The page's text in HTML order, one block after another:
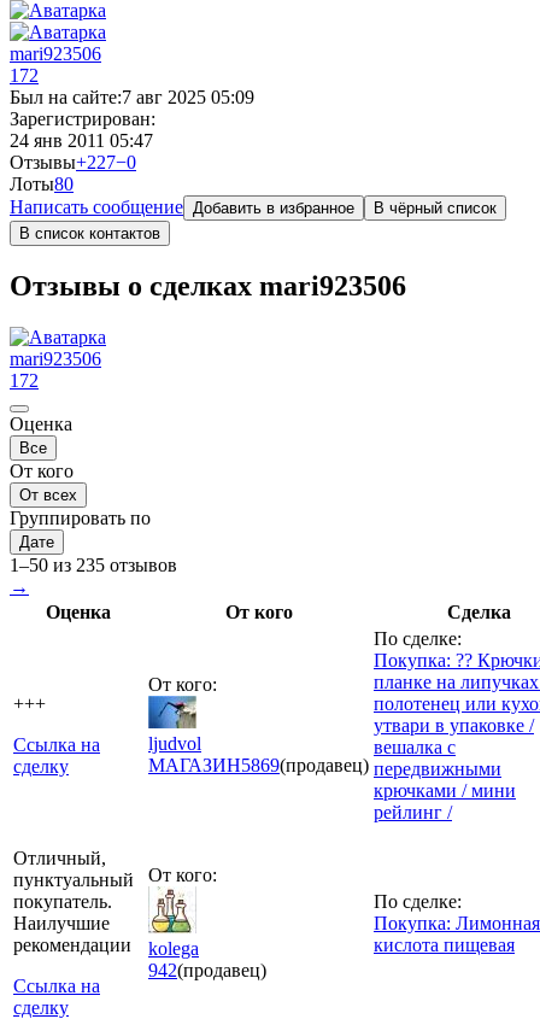
mari923506
172
Был на сайте:7 авг 2025 05:09
Зарегистрирован:
24 янв 2011 05:47
Отзывы+227−0
Лоты80
Написать сообщение Добавить в избранное
В чёрный список
В список контактов
Отзывы о сделках mari923506
mari923506
172
Оценка
Все
От кого
От всех
Группировать по
Дате
1–50 из 235 отзывов
→
Оценка
От кого Сделка
+++
Ссылка на
сделку
От кого:
ljudvol
МАГАЗИН5869(продавец)
По сделке:
Покупка: ??
планке на
полотенец или
утвари в упаковке /
вешалка с
передвижными
крючками / мини
рейлинг /
Отличный,
пунктуальный
покупатель.
Наилучшие
рекомендации
Ссылка на
сделку
От кого:
kolega
942(продавец)
По сделке:
Покупка: Лимонная
кислота пищевая